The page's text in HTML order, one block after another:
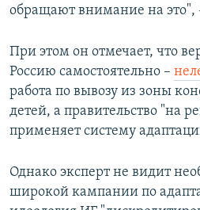
обращают внимание на это",
При этом он отмечает, что
Россию самостоятельно –
работа по вывозу из зоны
детей, а правительство "на
применяет систему
Однако эксперт не видит
широкой кампании по